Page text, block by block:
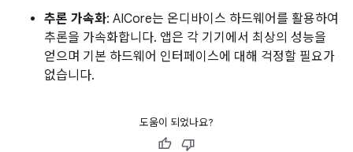
추론 가속화: AICore는 온디바이스 하드웨어를 활용하여
추론을 가속화합니다. 앱은 각 기기에서 최상의 성능을
얻으며 기본 하드웨어 인터페이스에 대해 걱정할 필요가
없습니다.
도움이 되었나요?